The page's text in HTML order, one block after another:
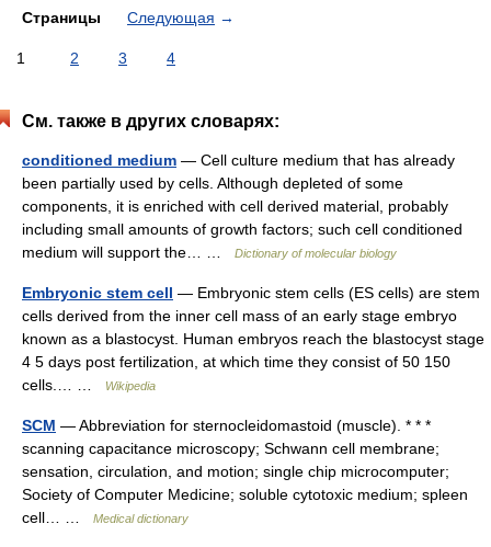
Страницы Следующая →
1 2 3 4
См. также в других словарях:
conditioned medium — Cell culture medium that has already
been partially used by cells. Although depleted of some
components, it is enriched with cell derived material, probably
including small amounts of growth factors; such cell conditioned
medium will support the… …
Dictionary of molecular biology
Embryonic stem cell — Embryonic stem cells (ES cells) are stem
cells derived from the inner cell mass of an early stage embryo
known as a blastocyst. Human embryos reach the blastocyst stage
4 5 days post fertilization, at which time they consist of 50 150
cells.… …
Wikipedia
SCM — Abbreviation for sternocleidomastoid (muscle). * * *
scanning capacitance microscopy; Schwann cell membrane;
sensation, circulation, and motion; single chip microcomputer;
Society of Computer Medicine; soluble cytotoxic medium; spleen
cell… …
Medical dictionary